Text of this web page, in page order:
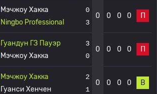
Мэчжоу Хакка
Ningbo Professional
0
3
0 0 0 0 П
Гуандун ГЗ Пауэр
Мэчжоу Хакка
3
0
0 0 0 0 П
Мэчжоу Хакка
Гуанси Хенчен
2
1
0 0 0 0 В